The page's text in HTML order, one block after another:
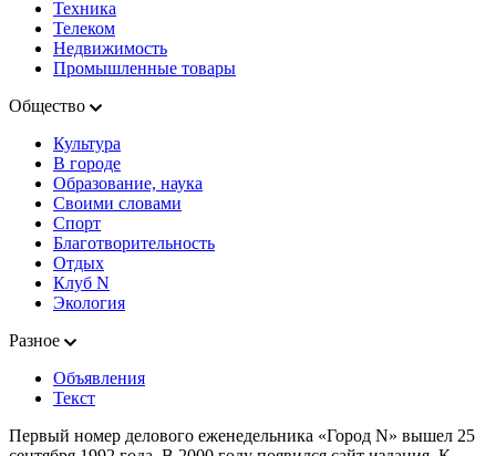
Техника
Телеком
Недвижимость
Промышленные товары
Общество
Культура
В городе
Образование, наука
Своими словами
Спорт
Благотворительность
Отдых
Клуб N
Экология
Разное
Объявления
Текст
Первый номер делового еженедельника «Город N» вышел 25